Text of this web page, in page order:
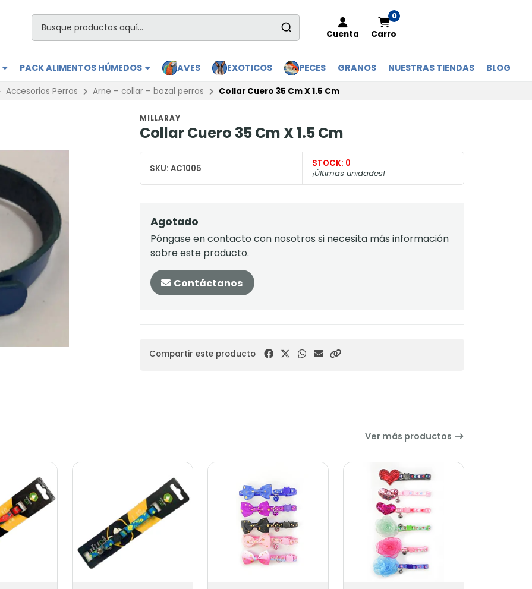
Cuenta
0
Carro
PACK ALIMENTOS HÚMEDOS AVES EXOTICOS PECES GRANOS NUESTRAS TIENDAS BLOG
Accesorios Perros Arne – collar – bozal perros Collar Cuero 35 Cm X 1.5 Cm
MILLARAY
Collar Cuero 35 Cm X 1.5 Cm
SKU: AC1005 STOCK: 0
¡Últimas unidades!
Agotado
Póngase en contacto con nosotros si necesita más información
sobre este producto.
Contáctanos
Compartir este producto
Ver más productos